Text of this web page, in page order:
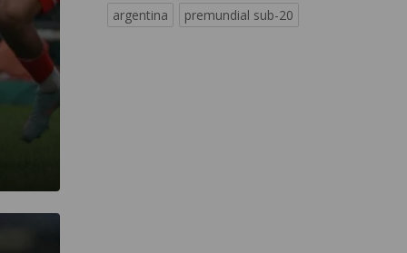
argentina
premundial sub-20